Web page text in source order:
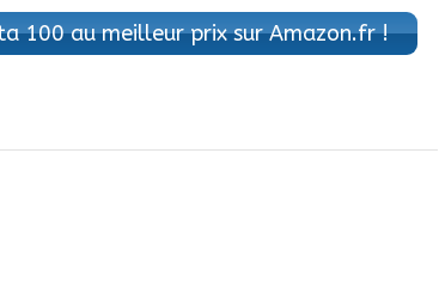
100 au meilleur prix sur Amazon.fr !